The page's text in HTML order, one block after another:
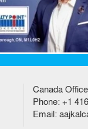
Canada
Phone: +1
Email: